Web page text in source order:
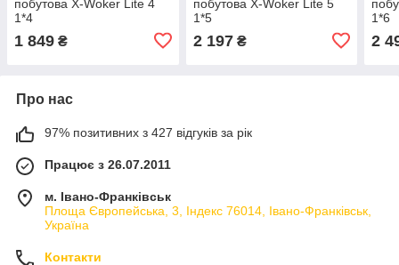
побутова X-Woker Lite 4
1*4
1 849 ₴
побутова X-Woker Lite 5
1*5
2 197₴
1*6
2
Про нас
97% позитивних з 427 відгуків за рік
Працює з 26.07.2011
м. Івано-Франківськ
Площа Європейська, 3, Індекс 76014, Івано-Франківськ,
Україна
Контакти